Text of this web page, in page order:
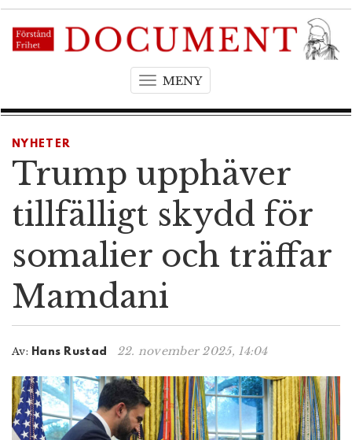
MENYT
g
l
e
a
v
i
g
i
o
NYHETER
Trump upphäver
tillfälligt skydd för
somalier och träffar
Mamdani
Av: Hans Rustad 22. november 2025, 14:04